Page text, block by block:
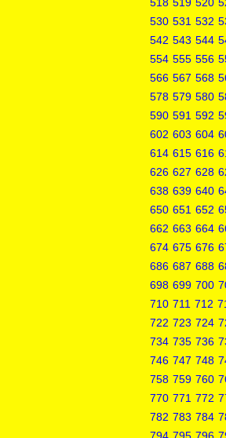
530 531 532
542 543 544
554 555 556
566 567 568
578 579 580
590 591 592
602 603 604
614 615 616
626 627 628
638 639 640
650 651 652
662 663 664
674 675 676
686 687 688
698 699 700
710 711 712
722 723 724
734 735 736
746 747 748
758 759 760
770 771 772
782 783 784